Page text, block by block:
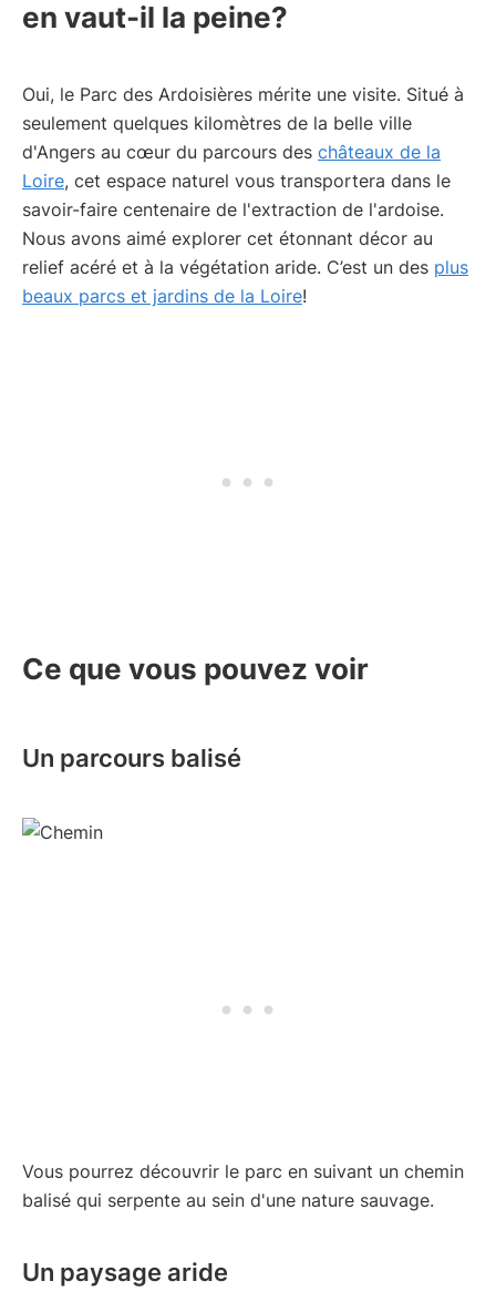
en vaut-il la peine?
Oui, le Parc des Ardoisières mérite une visite. Situé à
seulement quelques kilomètres de la belle ville
d'Angers au cœur du parcours des châteaux de la
Loire, cet espace naturel vous transportera dans le
savoir-faire centenaire de l'extraction de l'ardoise.
Nous avons aimé explorer cet étonnant décor au
relief acéré et à la végétation aride. C’est un des plus
beaux parcs et jardins de la Loire!
Ce que vous pouvez voir
Un parcours balisé
Vous pourrez découvrir le parc en suivant un chemin
balisé qui serpente au sein d'une nature sauvage.
Un paysage aride